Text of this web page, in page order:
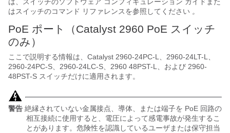
は、スイッチのソフトウェア コンフィギュレーション ガイドまた
はスイッチのコマンド リファレンスを参照してください 。
PoE ポート（Catalyst 2960 PoE スイッチ
のみ）
ここで説明する情報は、 Catalyst 2960-24PC-L、2960-24LT-L、
2960-24PC-S、2960-24LC-S、2960 48PST-L、および 2960-
48PST-S スイッチだけに適用されます。
警告 絶縁されていない金属接点、導体、または端子を PoE 回路の
相互接続に使用すると、電圧によって感電事故が発生するこ
とがあります。危険性を認識しているユーザまたは保守担当